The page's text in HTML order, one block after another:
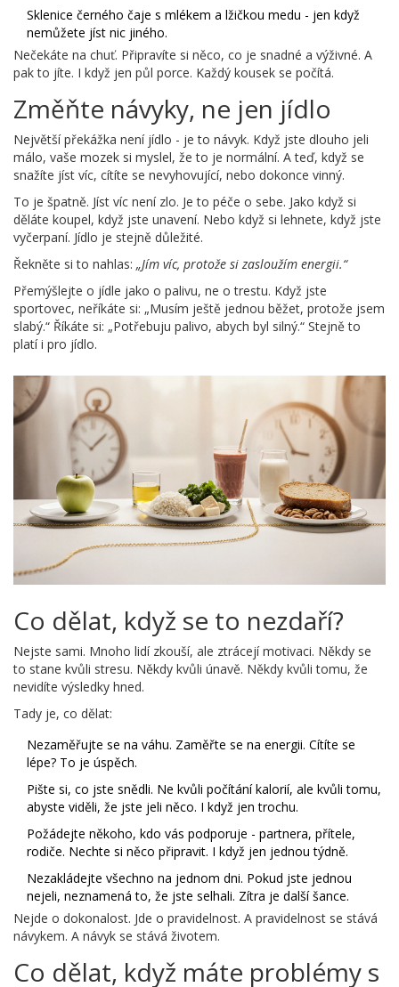
Sklenice černého čaje s mlékem a lžičkou medu - jen když
nemůžete jíst nic jiného.
Nečekáte na chuť. Připravíte si něco, co je snadné a výživné. A
pak to jíte. I když jen půl porce. Každý kousek se počítá.
Změňte návyky, ne jen jídlo
Největší překážka není jídlo - je to návyk. Když jste dlouho jeli
málo, vaše mozek si myslel, že to je normální. A teď, když se
snažíte jíst víc, cítíte se nevyhovující, nebo dokonce vinný.
To je špatně. Jíst víc není zlo. Je to péče o sebe. Jako když si
děláte koupel, když jste unavení. Nebo když si lehnete, když jste
vyčerpaní. Jídlo je stejně důležité.
Řekněte si to nahlas: „Jím víc, protože si zasloužím energii.“
Přemýšlejte o jídle jako o palivu, ne o trestu. Když jste
sportovec, neříkáte si: „Musím ještě jednou běžet, protože jsem
slabý.“ Říkáte si: „Potřebuju palivo, abych byl silný.“ Stejně to
platí i pro jídlo.
Co dělat, když se to nezdaří?
Nejste sami. Mnoho lidí zkouší, ale ztrácejí motivaci. Někdy se
to stane kvůli stresu. Někdy kvůli únavě. Někdy kvůli tomu, že
nevidíte výsledky hned.
Tady je, co dělat:
Nezaměřujte se na váhu. Zaměřte se na energii. Cítíte se
lépe? To je úspěch.
Pište si, co jste snědli. Ne kvůli počítání kalorií, ale kvůli tomu,
abyste viděli, že jste jeli něco. I když jen trochu.
Požádejte někoho, kdo vás podporuje - partnera, přítele,
rodiče. Nechte si něco připravit. I když jen jednou týdně.
Nezakládejte všechno na jednom dni. Pokud jste jednou
nejeli, neznamená to, že jste selhali. Zítra je další šance.
Nejde o dokonalost. Jde o pravidelnost. A pravidelnost se stává
návykem. A návyk se stává životem.
Co dělat, když máte problémy s